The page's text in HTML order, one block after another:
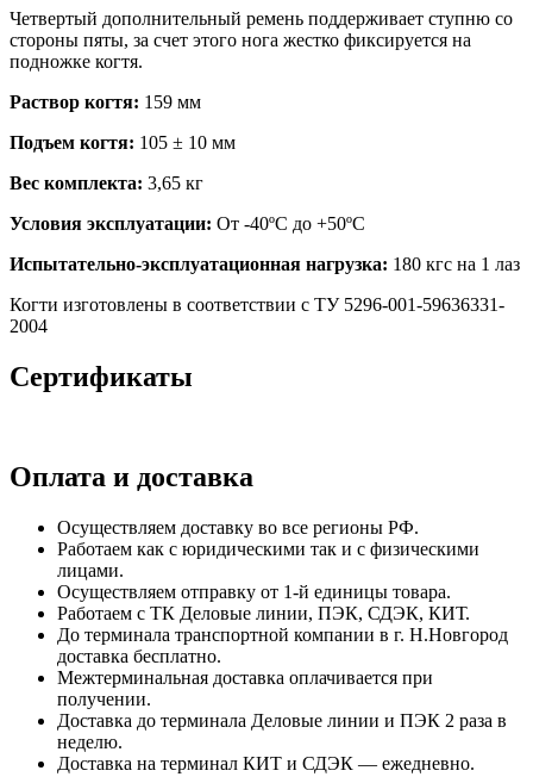
Четвертый дополнительный ремень поддерживает ступню со
стороны пяты, за счет этого нога жестко фиксируется на
подножке когтя.
Раствор когтя: 159 мм
Подъем когтя: 105 ± 10 мм
Вес комплекта: 3,65 кг
Условия эксплуатации: От -40ºС до +50ºС
Испытательно-эксплуатационная нагрузка: 180 кгс на 1 лаз
Когти изготовлены в соответствии с ТУ 5296-001-59636331-
2004
Сертификаты
Оплата и доставка
Осуществляем доставку во все регионы РФ.
Работаем как с юридическими так и с физическими
лицами.
Осуществляем отправку от 1-й единицы товара.
Работаем с ТК Деловые линии, ПЭК, СДЭК, КИТ.
До терминала транспортной компании в г. Н.Новгород
доставка бесплатно.
Межтерминальная доставка оплачивается при
получении.
Доставка до терминала Деловые линии и ПЭК 2 раза в
неделю.
Доставка на терминал КИТ и СДЭК — ежедневно.